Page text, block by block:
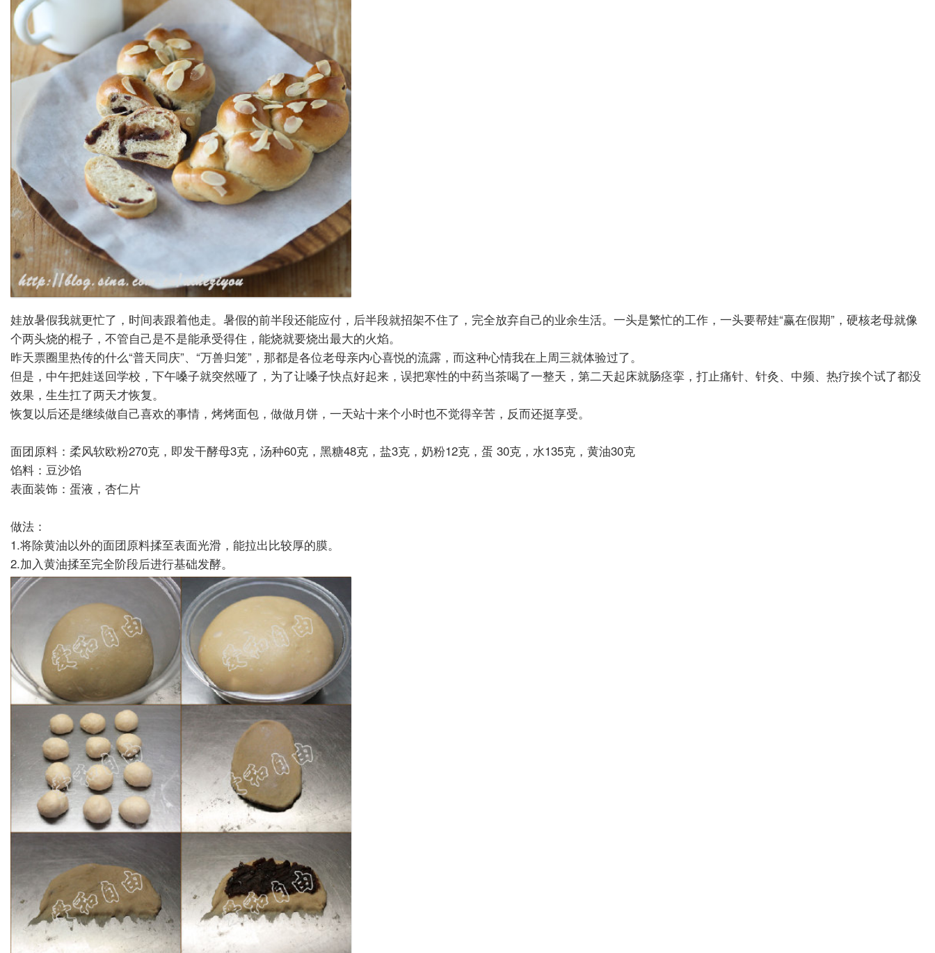
娃放暑假我就更忙了，时间表跟着他走。暑假的前半段还能应付，后半段就招架不住了，完全放弃自己的业余生活。一头是繁忙的工作，一头要帮娃“赢在假期”，硬核老母就像
个两头烧的棍子，不管自己是不是能承受得住，能烧就要烧出最大的火焰。
昨天票圈里热传的什么“普天同庆”、“万兽归笼”，那都是各位老母亲内心喜悦的流露，而这种心情我在上周三就体验过了。
但是，中午把娃送回学校，下午嗓子就突然哑了，为了让嗓子快点好起来，误把寒性的中药当茶喝了一整天，第二天起床就肠痉挛，打止痛针、针灸、中频、热疗挨个试了都没
效果，生生扛了两天才恢复。
恢复以后还是继续做自己喜欢的事情，烤烤面包，做做月饼，一天站十来个小时也不觉得辛苦，反而还挺享受。
面团原料：柔风软欧粉270克，即发干酵母3克，汤种60克，黑糖48克，盐3克，奶粉12克，蛋 30克，水135克，黄油30克
馅料：豆沙馅
表面装饰：蛋液，杏仁片
做法：
1.将除黄油以外的面团原料揉至表面光滑，能拉出比较厚的膜。
2.加入黄油揉至完全阶段后进行基础发酵。